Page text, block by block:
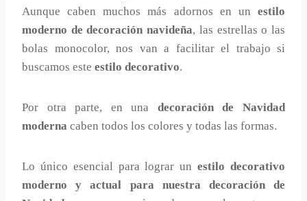
Aunque caben muchos más adornos en un estilo
moderno de decoración navideña, las estrellas o las
bolas monocolor, nos van a facilitar el trabajo si
buscamos este estilo decorativo.
Por otra parte, en una decoración de Navidad
moderna caben todos los colores y todas las formas.
Lo único esencial para lograr unestilo decorativo
moderno y actual para nuestra decoración de